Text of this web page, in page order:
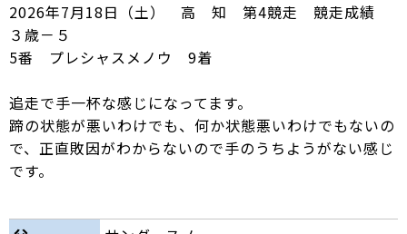
2026年7月18日（土） 高 知 第4競走 競走成績
３歳－５
5番 プレシャスメノウ 9着
追走で手一杯な感じになってます。
蹄の状態が悪いわけでも、何か状態悪いわけでもないの
で、正直敗因がわからないので手のうちようがない感じ
です。